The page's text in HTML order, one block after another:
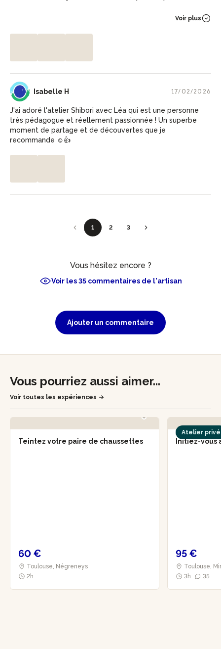
Voir plus
IH Isabelle H 17/02/2026
J'ai adoré l'atelier Shibori avec Léa qui est une personne
très pédagogue et réellement passionnée ! Un superbe
moment de partage et de découvertes que je
recommande ☺️👍
1 2 3
Vous hésitez encore ?
Voir les 35 commentaires de l'artisan
Ajouter un commentaire
Vous pourriez aussi aimer...
Voir toutes les expériences
Teintez votre paire de chaussettes
60 €
Toulouse, Négreneys
2h
Atelier privé
Initiez-vous
95 €
Toulouse,
3h
35